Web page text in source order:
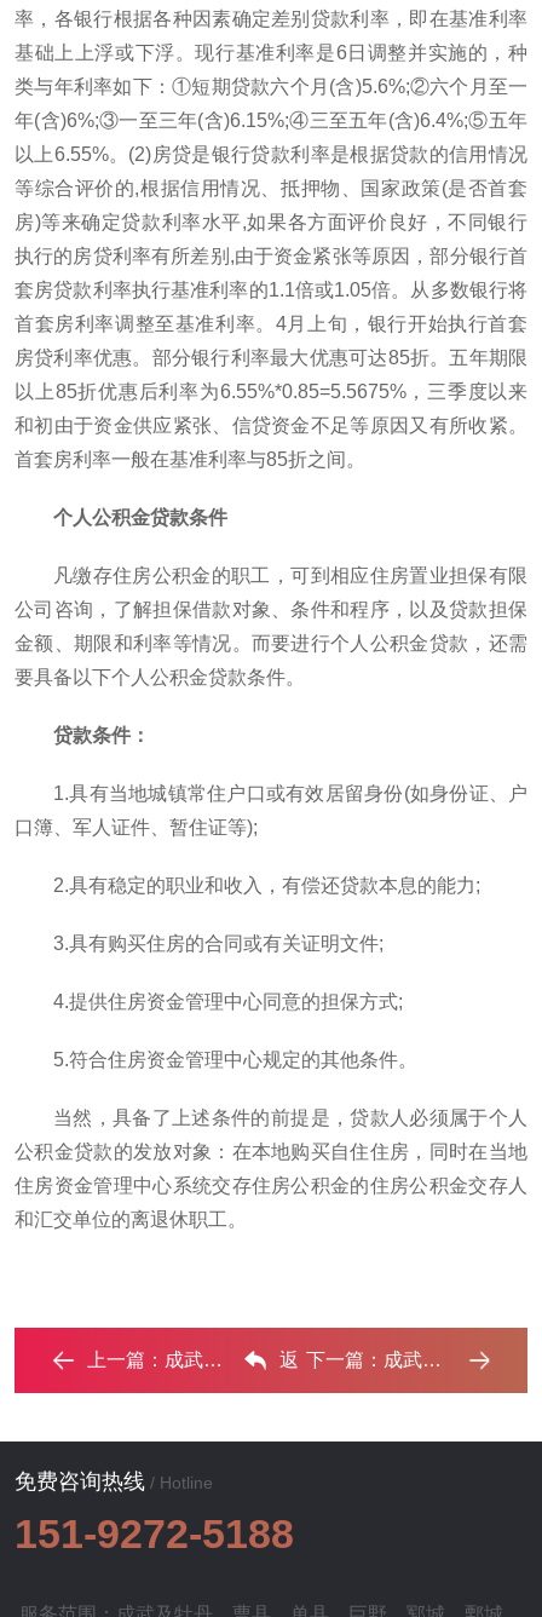
率，各银行根据各种因素确定差别贷款利率，即在基准利率
基础上上浮或下浮。现行基准利率是6日调整并实施的，种
类与年利率如下：①短期贷款六个月(含)5.6%;②六个月至一
年(含)6%;③一至三年(含)6.15%;④三至五年(含)6.4%;⑤五年
以上6.55%。(2)房贷是银行贷款利率是根据贷款的信用情况
等综合评价的,根据信用情况、抵押物、国家政策(是否首套
房)等来确定贷款利率水平,如果各方面评价良好，不同银行
执行的房贷利率有所差别,由于资金紧张等原因，部分银行首
套房贷款利率执行基准利率的1.1倍或1.05倍。从多数银行将
首套房利率调整至基准利率。4月上旬，银行开始执行首套
房贷利率优惠。部分银行利率最大优惠可达85折。五年期限
以上85折优惠后利率为6.55%*0.85=5.5675%，三季度以来
和初由于资金供应紧张、信贷资金不足等原因又有所收紧。
首套房利率一般在基准利率与85折之间。
个人公积金贷款条件
凡缴存住房公积金的职工，可到相应住房置业担保有限
公司咨询，了解担保借款对象、条件和程序，以及贷款担保
金额、期限和利率等情况。而要进行个人公积金贷款，还需
要具备以下个人公积金贷款条件。
贷款条件：
1.具有当地城镇常住户口或有效居留身份(如身份证、户
口簿、军人证件、暂住证等);
2.具有稳定的职业和收入，有偿还贷款本息的能力;
3.具有购买住房的合同或有关证明文件;
4.提供住房资金管理中心同意的担保方式;
5.符合住房资金管理中心规定的其他条件。
当然，具备了上述条件的前提是，贷款人必须属于个人
公积金贷款的发放对象：在本地购买自住住房，同时在当地
住房资金管理中心系统交存住房公积金的住房公积金交存人
和汇交单位的离退休职工。
上一篇： 成武住房公积金的提取条件、材料及流程有哪些？ ...‌ 返 下一篇： 成武公积金贷款条件、贷款额度以及注意事项有哪些？ ...‌
免费咨询热线 / Hotline
151-9272-5188